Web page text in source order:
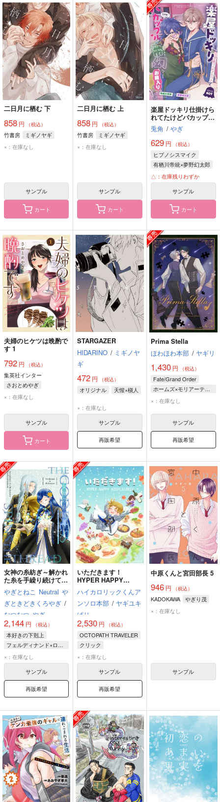
二日月に栖む 下
858 円 （税込）
竹書房
ミギノヤギ
×：在庫なし
サンプル
カート
二日月に栖む 上
858 円 （税込）
竹書房
ミギノヤギ
×：在庫なし
サンプル
カート
楽屋ドッキリ仕掛けら
れてたけどバカップル
の帝幻がお蔵入りさせ
る話
兎角 / やぎ
629円 （税込）
ヒプノシスマイク
有栖川帝統×夢野幻太郎
有栖川帝統
夢野幻太郎
△：在庫残りわずか
サンプル
カート
夫婦のヒケツは晩酌で
す 1
792 円 （税込）
集英社インター
さおとめやぎ
×：在庫なし
サンプル
カート
STARGAZER
HIDARINO / ミギノヤ
ギ
472 円 （税込）
オリジナル 天惺×槇人
×：在庫なし
サンプル
再販希望
Prima Stella
ほわほわ本部 / ヤギリ
1,430円 （税込）
Fate/Grand Order
ホームズ×モリアーティ〔ルーラー〕
シャーロック・ホームズ
×：在庫なし
サンプル
再販希望
女神の糸紡ぎ～解かれ
た糸を手繰り続けて～
【おまけ付き】
やぎとねこ Neutral や
ぎときどきくろやぎ /
なつなつ やぎ
2,144 円 （税込）
本好きの下剋上
フェルディナンド×ローゼマイン
フェルディナンド
ローゼマイン
×：在庫なし
サンプル
再販希望
いただきます！
HYPER HAPPY
HIGHCALORIE
ハイカロリックくんア
ンソロ本部 / ヤギユキ
ぱり
2,530 円 （税込）
OCTOPATH TRAVELER
クリック
×：在庫なし
サンプル
再販希望
中原くんと宮田部長 5
946円 （税込）
KADOKAWA
やぎり茂
×：在庫なし
サンプル